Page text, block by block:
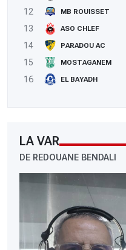
12
MB ROUISSET
13
ASO CHLEF
14
PARADOU AC
15
MOSTAGANEM
16
EL BAYADH
LA VAR
DE REDOUANE BENDALI